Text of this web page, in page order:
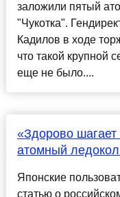
заложили пятый
"Чукотка".
Кадилов в ходе
что такой крупной
еще не было....
«Здорово шагает
атомный
Японские
статью о